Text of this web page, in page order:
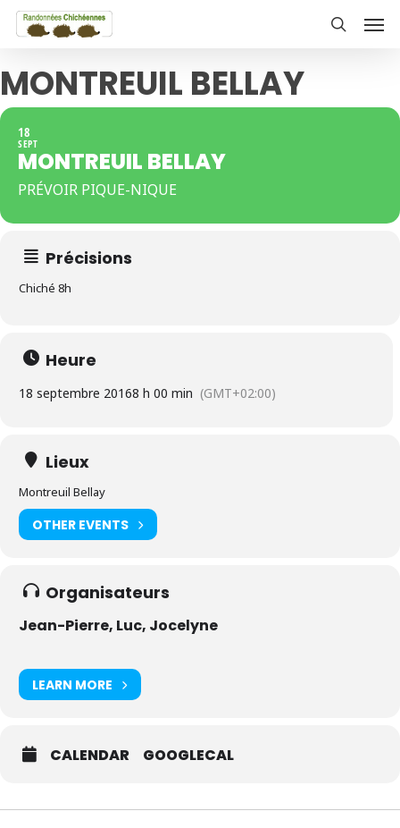
Skip
content
MONTREUIL BELLAY
18
SEPT
MONTREUIL BELLAY
PRÉVOIR PIQUE-NIQUE
Précisions
Chiché 8h
Heure
18 septembre 20168 h 00 min (GMT+02:00)
Lieux
Montreuil Bellay
OTHER EVENTS
Organisateurs
Jean-Pierre, Luc, Jocelyne
LEARN MORE
CALENDAR GOOGLECAL